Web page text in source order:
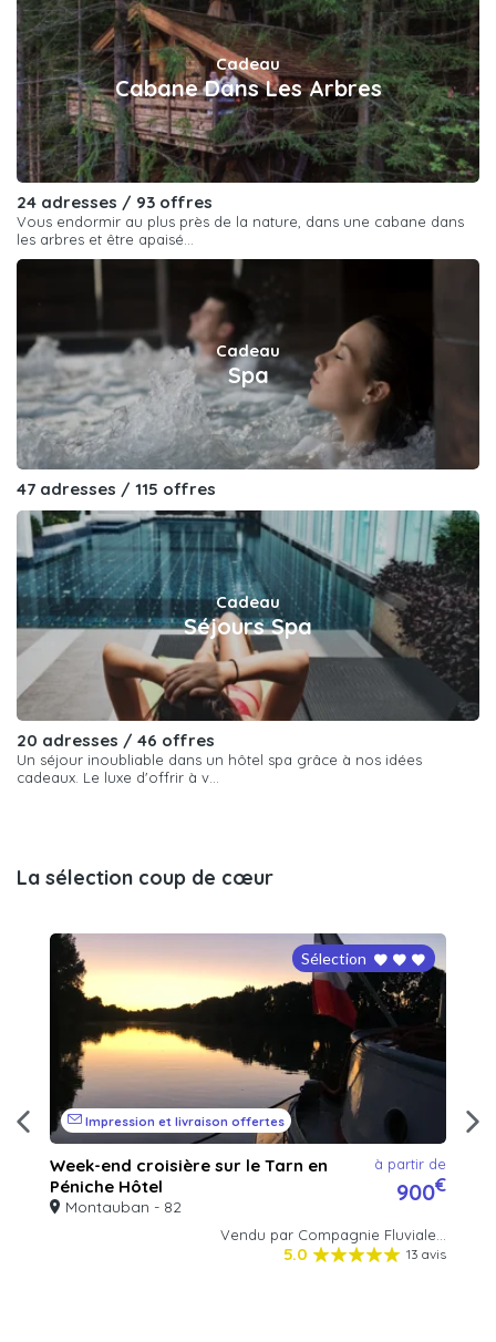
Cadeau
Cabane Dans Les Arbres
24 adresses / 93 offres
Vous endormir au plus près de la nature, dans une cabane dans
les arbres et être apaisé...
Cadeau
Spa
47 adresses / 115 offres
Cadeau
Séjours Spa
20 adresses / 46 offres
Un séjour inoubliable dans un hôtel spa grâce à nos idées
cadeaux. Le luxe d'offrir à v...
La sélection coup de cœur
Sélection
Impression et livraison offertes
Week-end croisière sur le Tarn en
Péniche Hôtel
Montauban - 82
à partir de
900€
Vendu par Compagnie Fluviale...
5.0 13 avis